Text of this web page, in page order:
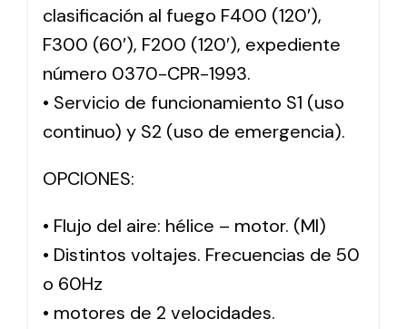
clasificación al fuego F400 (120′),
F300 (60′), F200 (120′), expediente
número 0370-CPR-1993.
• Servicio de funcionamiento S1 (uso
continuo) y S2 (uso de emergencia).
OPCIONES:
• Flujo del aire: hélice – motor. (MI)
• Distintos voltajes. Frecuencias de 50
o 60Hz
• motores de 2 velocidades.